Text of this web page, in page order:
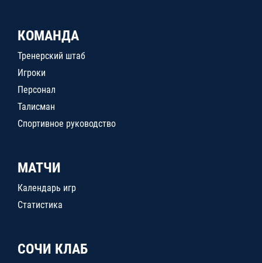
КОМАНДА
Тренерский штаб
Игроки
Персонал
Талисман
Спортивное руководство
МАТЧИ
Календарь игр
Статистика
СОЧИ КЛАБ